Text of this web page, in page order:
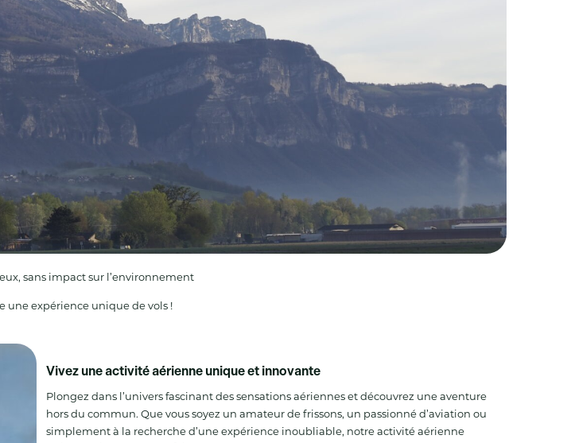
sans impact sur l’environnement
une expérience unique de vols !
Vivez une activité aérienne unique et innovante
Plongez dans l’univers fascinant des sensations aériennes et découvrez une aventure
hors du commun. Que vous soyez un amateur de frissons, un passionné d’aviation ou
simplement à la recherche d’une expérience inoubliable, notre activité aérienne